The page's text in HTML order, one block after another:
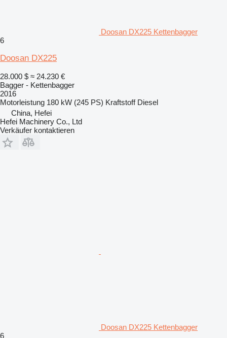
Doosan DX225 Kettenbagger
6
Doosan DX225
28.000 $ ≈ 24.230 €
Bagger - Kettenbagger
2016
Motorleistung 180 kW (245 PS) Kraftstoff Diesel
China, Hefei
Hefei Machinery Co., Ltd
Verkäufer kontaktieren
Doosan DX225 Kettenbagger
6